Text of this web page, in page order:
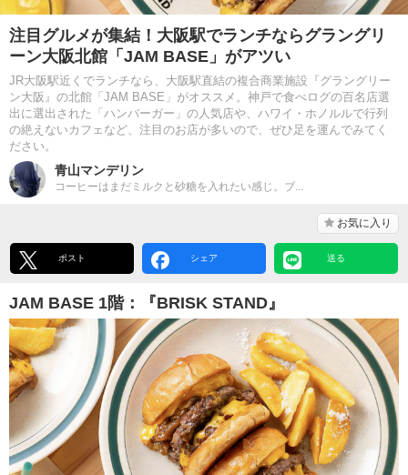
注目グルメが集結！大阪駅でランチならグラングリ
ーン大阪北館「JAM BASE」がアツい
JR大阪駅近くでランチなら、大阪駅直結の複合商業施設『グラングリー
ン大阪』の北館「JAM BASE」がオススメ。神戸で食べログの百名店選
出に選出された「ハンバーガー」の人気店や、ハワイ・ホノルルで行列
の絶えないカフェなど、注目のお店が多いので、ぜひ足を運んでみてく
ださい。
青山マンデリン
コーヒーはまだミルクと砂糖を入れたい感じ。ブ...
お気に入り
ポスト シェア 送る
JAM BASE 1階：『BRISK STAND』